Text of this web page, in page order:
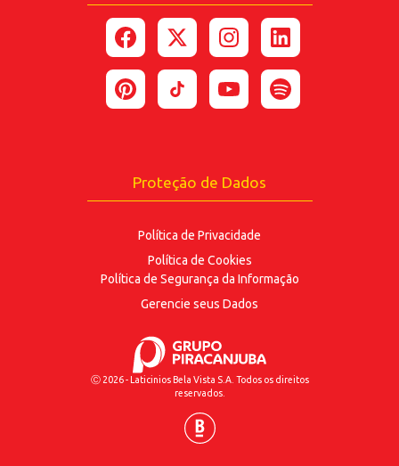
anos ou mais.
*Estou de acordo com a coleta e uso dos dados
fornecidos para as finalidadesaqui descritas.
ENVIAR
Proteção de Dados
Política de Privacidade
Política de Cookies
Política de Segurança da Informação
Gerencie seus Dados
Ⓒ 2026 - Laticinios Bela Vista S.A. Todos os direitos
reservados.